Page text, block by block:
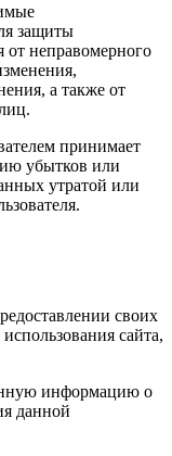
защиты
от неправомерного
а также от
принимает
убытков или
утратой или
своих
сайта,
информацию о
данной